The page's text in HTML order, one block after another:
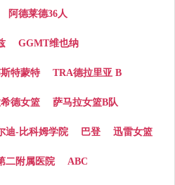
阿德莱德36人
GGMT维也纳
特蒙特 TRA德拉里亚 B
德女篮 萨马拉女篮B队
迪-比科姆学院 巴登 迅雷女篮
二附属医院 ABC